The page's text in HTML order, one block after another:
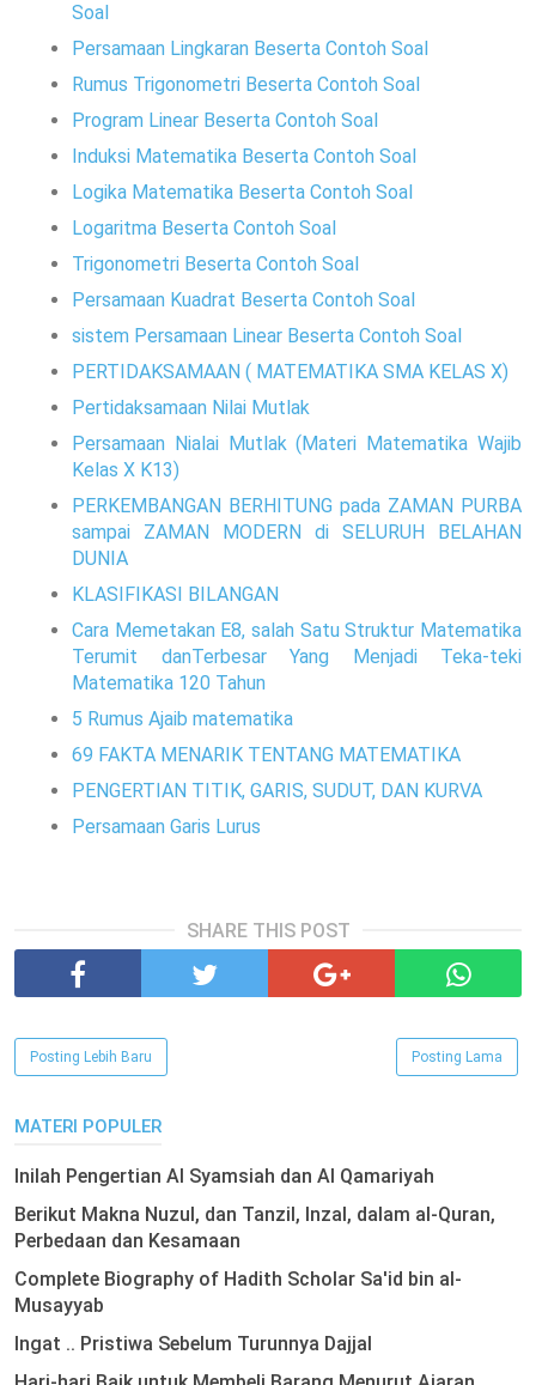
Soal
Persamaan Lingkaran Beserta Contoh Soal
Rumus Trigonometri Beserta Contoh Soal
Program Linear Beserta Contoh Soal
Induksi Matematika Beserta Contoh Soal
Logika Matematika Beserta Contoh Soal
Logaritma Beserta Contoh Soal
Trigonometri Beserta Contoh Soal
Persamaan Kuadrat Beserta Contoh Soal
sistem Persamaan Linear Beserta Contoh Soal
PERTIDAKSAMAAN ( MATEMATIKA SMA KELAS X)
Pertidaksamaan Nilai Mutlak
Persamaan Nialai Mutlak (Materi Matematika Wajib
Kelas X K13)
PERKEMBANGAN BERHITUNG pada ZAMAN PURBA
sampai ZAMAN MODERN di SELURUH BELAHAN
DUNIA
KLASIFIKASI BILANGAN
Cara Memetakan E8, salah Satu Struktur Matematika
Terumit danTerbesar Yang Menjadi Teka-teki
Matematika 120 Tahun
5 Rumus Ajaib matematika
69 FAKTA MENARIK TENTANG MATEMATIKA
PENGERTIAN TITIK, GARIS, SUDUT, DAN KURVA
Persamaan Garis Lurus
SHARE THIS POST
Posting Lebih Baru Posting Lama
MATERI POPULER
Inilah Pengertian Al Syamsiah dan Al Qamariyah
Berikut Makna Nuzul, dan Tanzil, Inzal, dalam al-Quran,
Perbedaan dan Kesamaan
Complete Biography of Hadith Scholar Sa'id bin al-
Musayyab
Ingat .. Pristiwa Sebelum Turunnya Dajjal